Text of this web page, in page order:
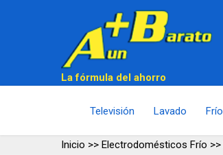
La fórmula del ahorro
Televisión Lavado Frío
Inicio >> Electrodomésticos Frío >>